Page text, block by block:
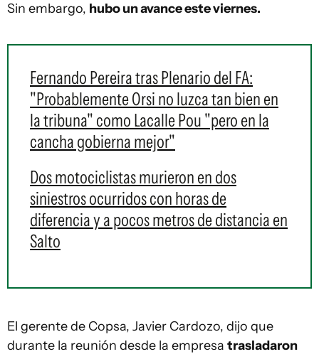
Sin embargo, hubo un avance este viernes.
Fernando Pereira tras Plenario del FA:
"Probablemente Orsi no luzca tan bien en
la tribuna" como Lacalle Pou "pero en la
cancha gobierna mejor"
Dos motociclistas murieron en dos
siniestros ocurridos con horas de
diferencia y a pocos metros de distancia en
Salto
El gerente de Copsa, Javier Cardozo, dijo que
durante la reunión desde la empresa trasladaron